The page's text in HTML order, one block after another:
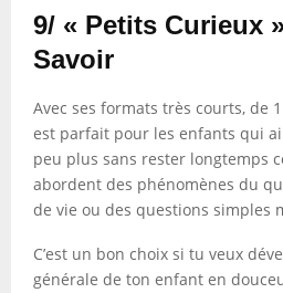
9/ « Petits Curieux
Savoir
Avec ses formats très courts, de
est parfait pour les enfants qui
peu plus sans rester longtemps
abordent des phénomènes du
de vie ou des questions simples
C’est un bon choix si tu veux
générale de ton enfant en